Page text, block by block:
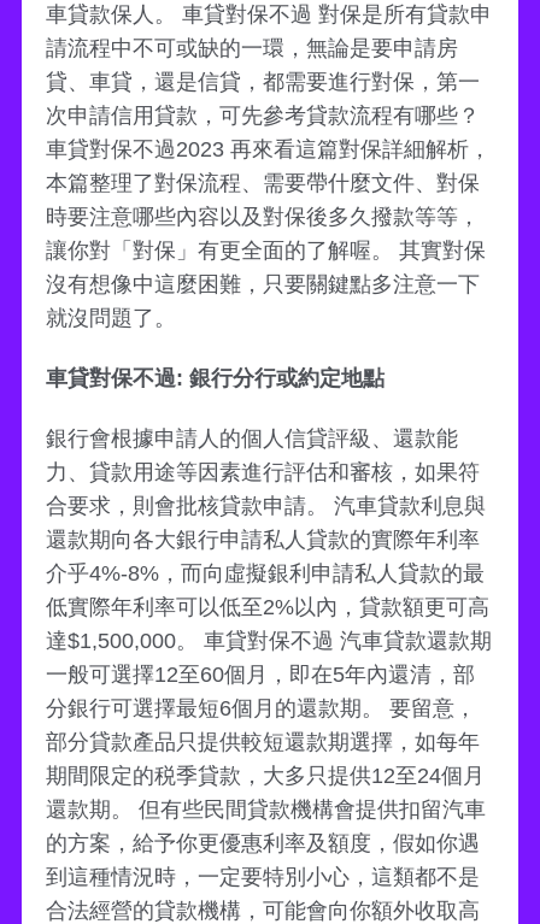
車貸款保人。 車貸對保不過 對保是所有貸款申
請流程中不可或缺的一環，無論是要申請房
貸、車貸，還是信貸，都需要進行對保，第一
次申請信用貸款，可先參考貸款流程有哪些？
車貸對保不過2023 再來看這篇對保詳細解析，
本篇整理了對保流程、需要帶什麼文件、對保
時要注意哪些內容以及對保後多久撥款等等，
讓你對「對保」有更全面的了解喔。 其實對保
沒有想像中這麼困難，只要關鍵點多注意一下
就沒問題了。
車貸對保不過: 銀行分行或約定地點
銀行會根據申請人的個人信貸評級、還款能
力、貸款用途等因素進行評估和審核，如果符
合要求，則會批核貸款申請。 汽車貸款利息與
還款期向各大銀行申請私人貸款的實際年利率
介乎4%-8%，而向虛擬銀利申請私人貸款的最
低實際年利率可以低至2%以內，貸款額更可高
達$1,500,000。 車貸對保不過 汽車貸款還款期
一般可選擇12至60個月，即在5年內還清，部
分銀行可選擇最短6個月的還款期。 要留意，
部分貸款產品只提供較短還款期選擇，如每年
期間限定的税季貸款，大多只提供12至24個月
還款期。 但有些民間貸款機構會提供扣留汽車
的方案，給予你更優惠利率及額度，假如你遇
到這種情況時，一定要特別小心，這類都不是
合法經營的貸款機構，可能會向你額外收取高